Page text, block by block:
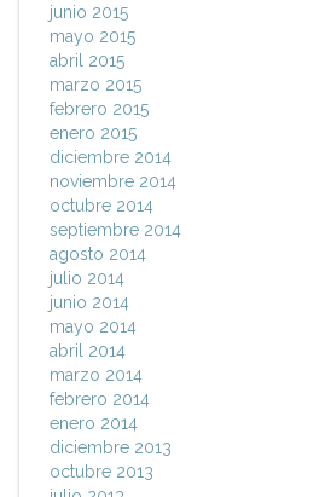
junio 2015
mayo 2015
abril 2015
marzo 2015
febrero 2015
enero 2015
diciembre 2014
noviembre 2014
octubre 2014
septiembre 2014
agosto 2014
julio 2014
junio 2014
mayo 2014
abril 2014
marzo 2014
febrero 2014
enero 2014
diciembre 2013
octubre 2013